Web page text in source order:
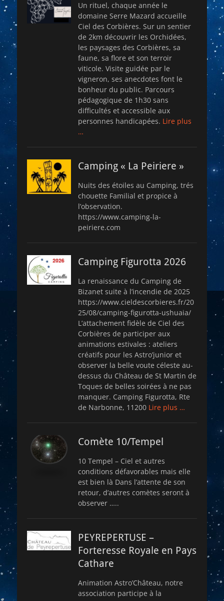
Un rituel, chaque année le
domaine Serre Mazard accueille
Ciel des Corbières. Sur un sentier
de 2km découvrir les Orchidées,
les paysages des Corbières, sa
faune, sa flore et son terroir
viticole. Visite guidée par le
vigneron, ses anecdotes font le
bonheur du public. Parcours
pédagogique de 1h30 sans
difficultés et accessible aux
personnes handicapées. Lire plus
…
Camping « La Peiriere »
Nuits des étoiles au Camping, trés
chouette Familial et propice à
l’observation.
https://www.camping-la-
peiriere.com
Camping Figurotta 2026
La renaissance du Camping de
Bizanet suite à l’incendie de 2025
https://www.cieldescorbieres.fr/20
25/08/camping-figurotta-ushuaia/
L’attachement fidèle de Ciel des
Corbières de participer aux
animations estivales : ateliers
créatifs pour les Astro’junior et
observer la belle voute céleste au-
dessus du Château de St Martin de
Toques de belles soirées à ne pas
manquer. Camping Figurotta, Rte
de Narbonne, 11200 Lire plus …
Comète 10/Tempel
10 Tempel – Ciel et autres
conditions défavorables mais elle
est bien là Dans l’attente de son
retour, d’autres comètes seront à
observer …..
PEYREPERTUSE –
Forteresse Royale en Pays
Cathare
Animation Astro’Château, notre
association participe à la